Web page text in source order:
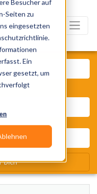
Besucher auf
Seiten zu
eingesetzten
Ein
gesetzt, um
Künstler, Zelte, Bands,
Dich